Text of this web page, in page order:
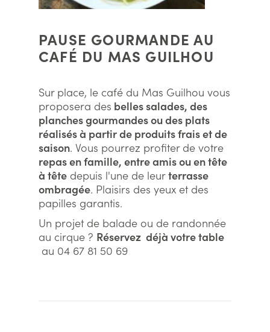
PAUSE GOURMANDE AU
CAFÉ DU MAS GUILHOU
Sur place, le café du Mas Guilhou vous
proposera des belles salades, des
planches gourmandes ou des plats
réalisés à partir de produits frais et de
saison. Vous pourrez profiter de votre
repas en famille, entre amis ou en tête
à tête depuis l'une de leurterrasse
ombragée. Plaisirs des yeux et des
papilles garantis.
Un projet de balade ou de randonnée
au cirque ? Réservez déjà votre table
au 04 67 81 50 69